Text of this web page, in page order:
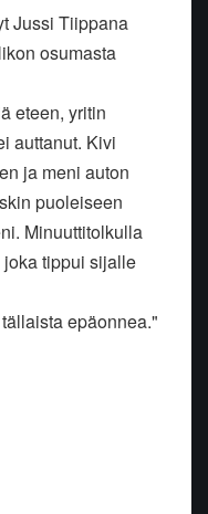
Jussi Tiippana
osumasta
eteen, yritin
auttanut. Kivi
ja meni auton
puoleiseen
Minuuttitolkulla
tippui sijalle
epäonnea."